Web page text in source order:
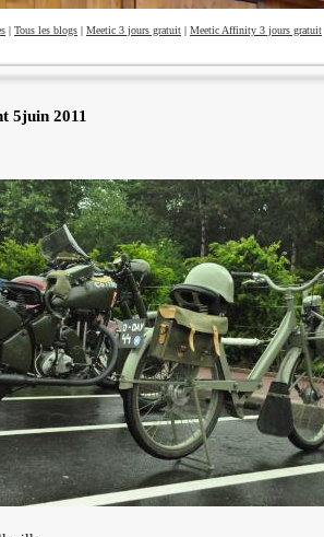
| Tous les blogs | Meetic 3 jours gratuit | Meetic Affinity 3 jours gratuit
5juin 2011